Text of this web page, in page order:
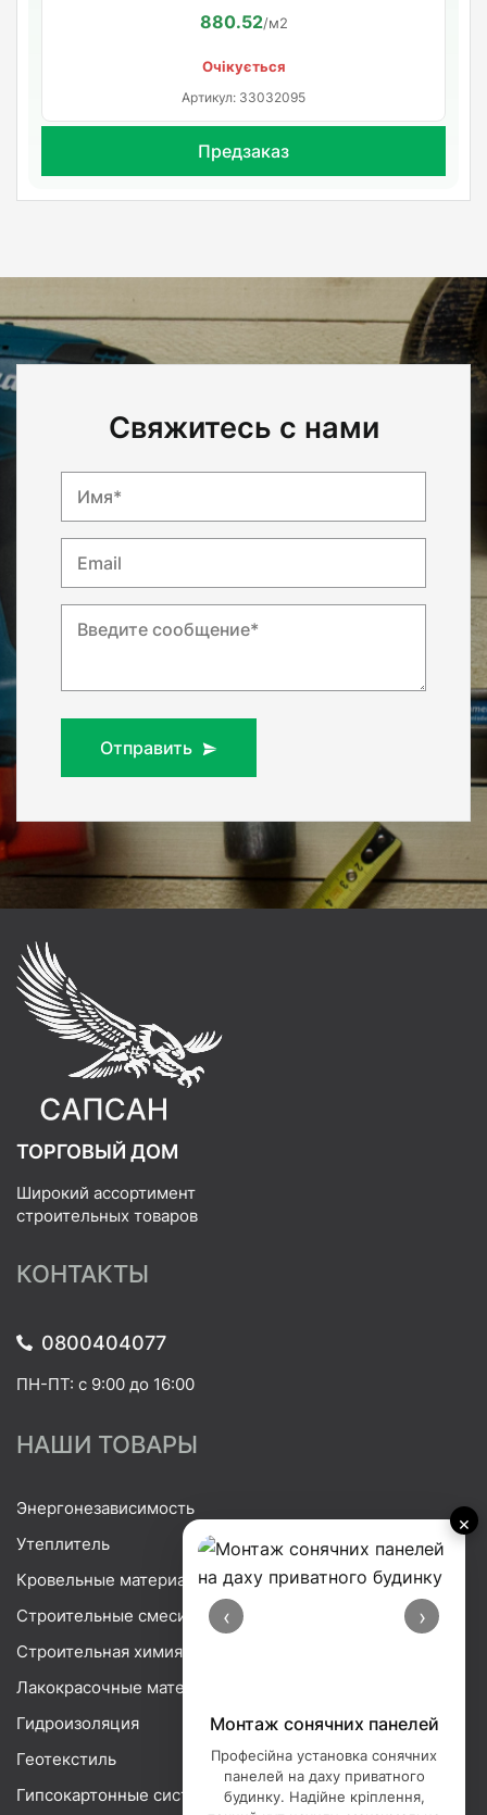
×
‹ ›
Монтаж сонячних панелей
Професійна установка сонячних
панелей на даху приватного
будинку. Надійне кріплення,
880.52/м2
Очікується
Артикул: 33032095
Предзаказ
Свяжитесь с нами
Имя*
Email
Введите сообщение*
Отправить
ТОРГОВЫЙ ДОМ
Широкий ассортимент
строительных товаров
КОНТАКТЫ
0800404077
ПН-ПТ: с 9:00 до 16:00
НАШИ ТОВАРЫ
Энергонезависимость
Утеплитель
Кровельные материалы
Строительные смеси
Строительная химия
Лакокрасочные материалы
Гидроизоляция
Геотекстиль
Гипсокартонные системы